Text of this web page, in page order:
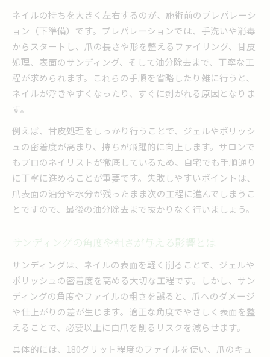
ネイルの持ちを大きく左右するのが、施術前のプレパレーシ
ョン（下準備）です。プレパレーションでは、手洗いや消毒
からスタートし、爪の長さや形を整えるファイリング、甘皮
処理、表面のサンディング、そして油分除去まで、丁寧な工
程が求められます。これらの手順を省略したり雑に行うと、
ネイルが浮きやすくなったり、すぐに剥がれる原因となりま
す。
例えば、甘皮処理をしっかり行うことで、ジェルやポリッシ
ュの密着度が高まり、持ちが飛躍的に向上します。サロンで
もプロのネイリストが徹底しているため、自宅でも手順通り
に丁寧に進めることが重要です。失敗しやすいポイントは、
爪表面の油分や水分が残ったまま次の工程に進んでしまうこ
とですので、最後の油分除去まで抜かりなく行いましょう。
サンディングの角度や粗さが与える影響とは
サンディングは、ネイルの表面を軽く削ることで、ジェルや
ポリッシュの密着度を高める大切な工程です。しかし、サン
ディングの角度やファイルの粗さを誤ると、爪へのダメージ
や仕上がりの差が生じます。適正な角度でやさしく表面を整
えることで、必要以上に自爪を削るリスクを減らせます。
具体的には、180グリット程度のファイルを使い、爪のキュ